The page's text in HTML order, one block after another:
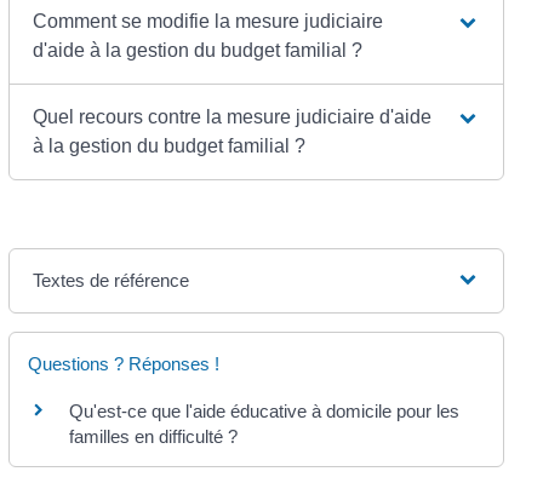
Comment se modifie la mesure judiciaire
d'aide à la gestion du budget familial ?
Quel recours contre la mesure judiciaire d'aide
à la gestion du budget familial ?
Textes de référence
Questions ? Réponses !
Qu'est-ce que l'aide éducative à domicile pour les
familles en difficulté ?